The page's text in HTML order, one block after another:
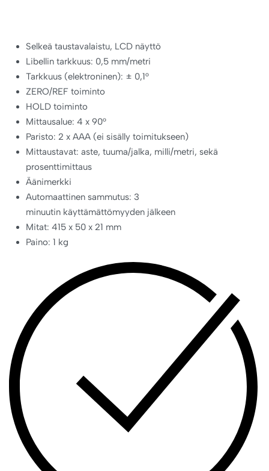
Selkeä taustavalaistu, LCD näyttö
Libellin tarkkuus: 0,5 mm/metri
Tarkkuus (elektroninen): ± 0,1°
ZERO/REF toiminto
HOLD toiminto
Mittausalue: 4 x 90°
Paristo: 2 x AAA (ei sisälly toimitukseen)
Mittaustavat: aste, tuuma/jalka, milli/metri, sekä
prosenttimittaus
Äänimerkki
Automaattinen sammutus: 3
minuutin käyttämättömyyden jälkeen
Mitat: 415 x 50 x 21 mm
Paino: 1 kg